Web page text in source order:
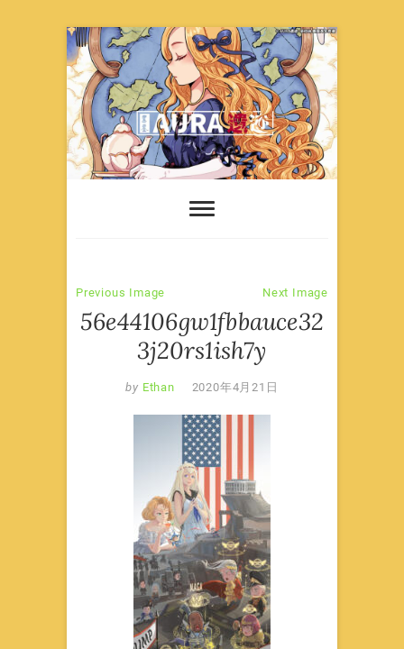
Skip
to
content
Previous Image Next Image
56e44106gw1fbbauce32
3j20rs1ish7y
by Ethan 2020年4月21日